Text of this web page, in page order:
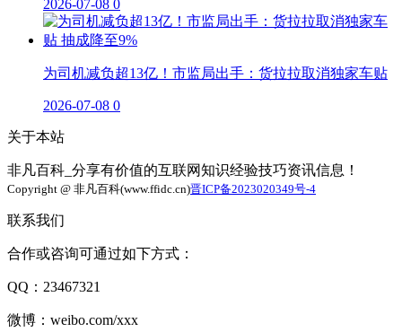
2026-07-08 0
为司机减负超13亿！市监局出手：货拉拉取消独家车贴
2026-07-08 0
关于本站
非凡百科_分享有价值的互联网知识经验技巧资讯信息！
Copyright @ 非凡百科(www.ffidc.cn)晋ICP备2023020349号-4
联系我们
合作或咨询可通过如下方式：
QQ：23467321
微博：weibo.com/xxx